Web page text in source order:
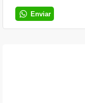
Enviar